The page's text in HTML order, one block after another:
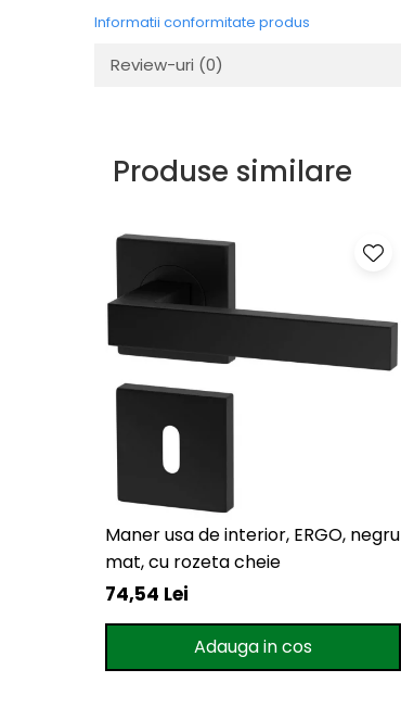
Informatii conformitate produs
Review-uri (0)
Produse similare
Maner usa de interior, ERGO, negru
mat, cu rozeta cheie
74,54 Lei
Adauga in cos